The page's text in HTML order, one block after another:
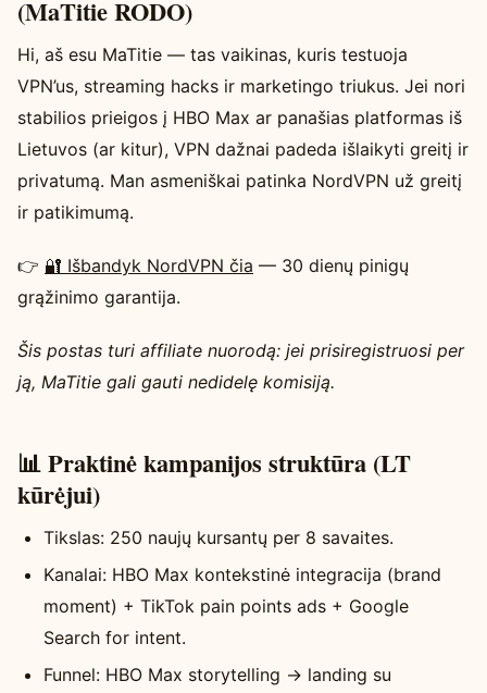
(MaTitie RODO)
Hi, aš esu MaTitie — tas vaikinas, kuris testuoja
VPN’us, streaming hacks ir marketingo triukus. Jei nori
stabilios prieigos į HBO Max ar panašias platformas iš
Lietuvos (ar kitur), VPN dažnai padeda išlaikyti greitį ir
privatumą. Man asmeniškai patinka NordVPN už greitį
ir patikimumą.
👉 🔐 Išbandyk NordVPN čia — 30 dienų pinigų
grąžinimo garantija.
Šis postas turi affiliate nuorodą: jei prisiregistruosi per
ją, MaTitie gali gauti nedidelę komisiją.
📊 Praktinė kampanijos struktūra (LT
kūrėjui)
Tikslas: 250 naujų kursantų per 8 savaites.
Kanalai: HBO Max kontekstinė integracija (brand
moment) + TikTok pain points ads + Google
Search for intent.
Funnel: HBO Max storytelling → landing su